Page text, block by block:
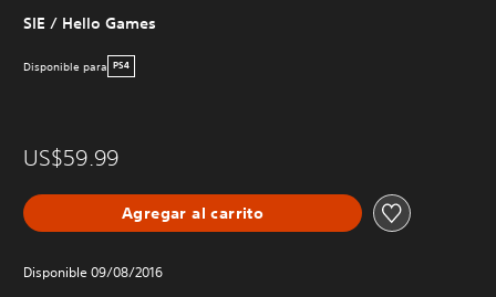
SIE / Hello Games
Disponible para PS4
US$59.99
Agregar al carrito
Disponible 09/08/2016